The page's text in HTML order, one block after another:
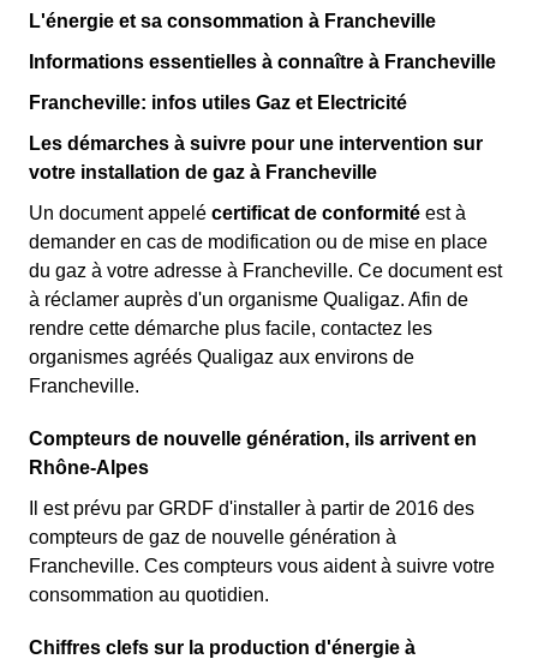
L'énergie et sa consommation à Francheville
Informations essentielles à connaître à Francheville
Francheville: infos utiles Gaz et Electricité
Les démarches à suivre pour une intervention sur
votre installation de gaz à Francheville
Un document appelé certificat de conformité est à
demander en cas de modification ou de mise en place
du gaz à votre adresse à Francheville. Ce document est
à réclamer auprès d'un organisme Qualigaz. Afin de
rendre cette démarche plus facile, contactez les
organismes agréés Qualigaz aux environs de
Francheville.
Compteurs de nouvelle génération, ils arrivent en
Rhône-Alpes
Il est prévu par GRDF d'installer à partir de 2016 des
compteurs de gaz de nouvelle génération à
Francheville. Ces compteurs vous aident à suivre votre
consommation au quotidien.
Chiffres clefs sur la production d'énergie à